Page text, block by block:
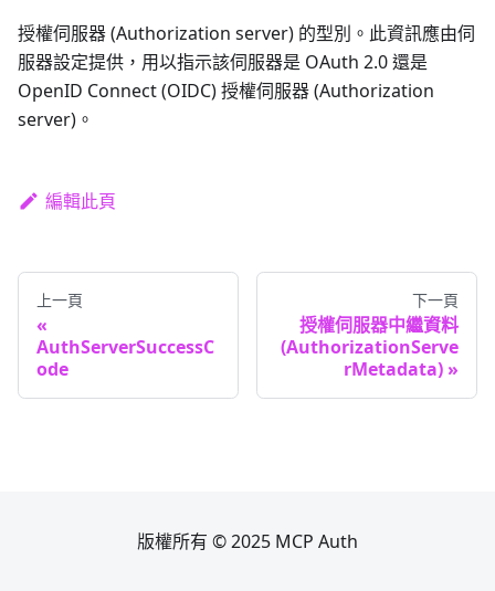
授權伺服器 (Authorization server) 的型別。此資訊應由伺
服器設定提供，用以指示該伺服器是 OAuth 2.0 還是
OpenID Connect (OIDC) 授權伺服器 (Authorization
server)。
編輯此頁
上一頁
AuthServerSuccessC
ode
下一頁
授權伺服器中繼資料
(AuthorizationServe
rMetadata)
版權所有 © 2025 MCP Auth